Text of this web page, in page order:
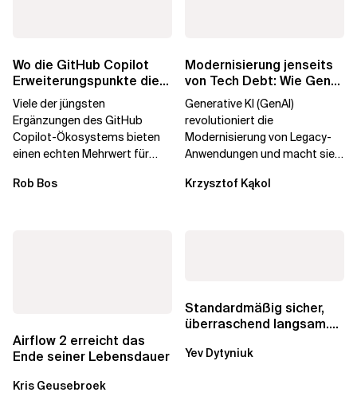
Wo die GitHub Copilot
Erweiterungspunkte die
Governance brechen
Viele der jüngsten
Ergänzungen des GitHub
Copilot-Ökosystems bieten
einen echten Mehrwert für
aber auch die...
Rob Bos
Modernisierung jenseits
von Tech Debt: Wie GenAI
die
Generative KI (GenAI)
revolutioniert die
Modernisierung von Legacy-
Anwendungen und macht sie
Durch die Automatisierung...
Krzysztof Kąkol
Airflow 2 erreicht das
Ende seiner Lebensdauer
Kris Geusebroek
Standardmäßig sicher,
überraschend langsam.
über die RDS...
Yev Dytyniuk